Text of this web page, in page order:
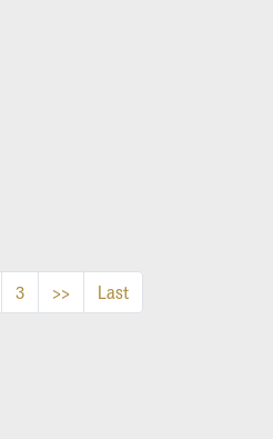
3 >> Last